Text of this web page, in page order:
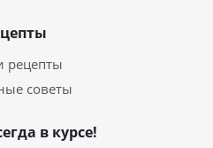
рецепты
советы
в курсе!